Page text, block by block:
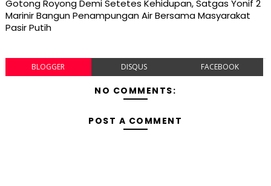
Gotong Royong Demi Setetes Kehidupan, Satgas Yonif 2
Marinir Bangun Penampungan Air Bersama Masyarakat
Pasir Putih
BLOGGER DISQUS FACEBOOK
NO COMMENTS:
POST A COMMENT